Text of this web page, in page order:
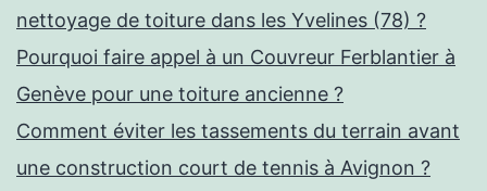
nettoyage de toiture dans les Yvelines (78) ?
Pourquoi faire appel à un Couvreur Ferblantier à
Genève pour une toiture ancienne ?
Comment éviter les tassements du terrain avant
une construction court de tennis à Avignon ?